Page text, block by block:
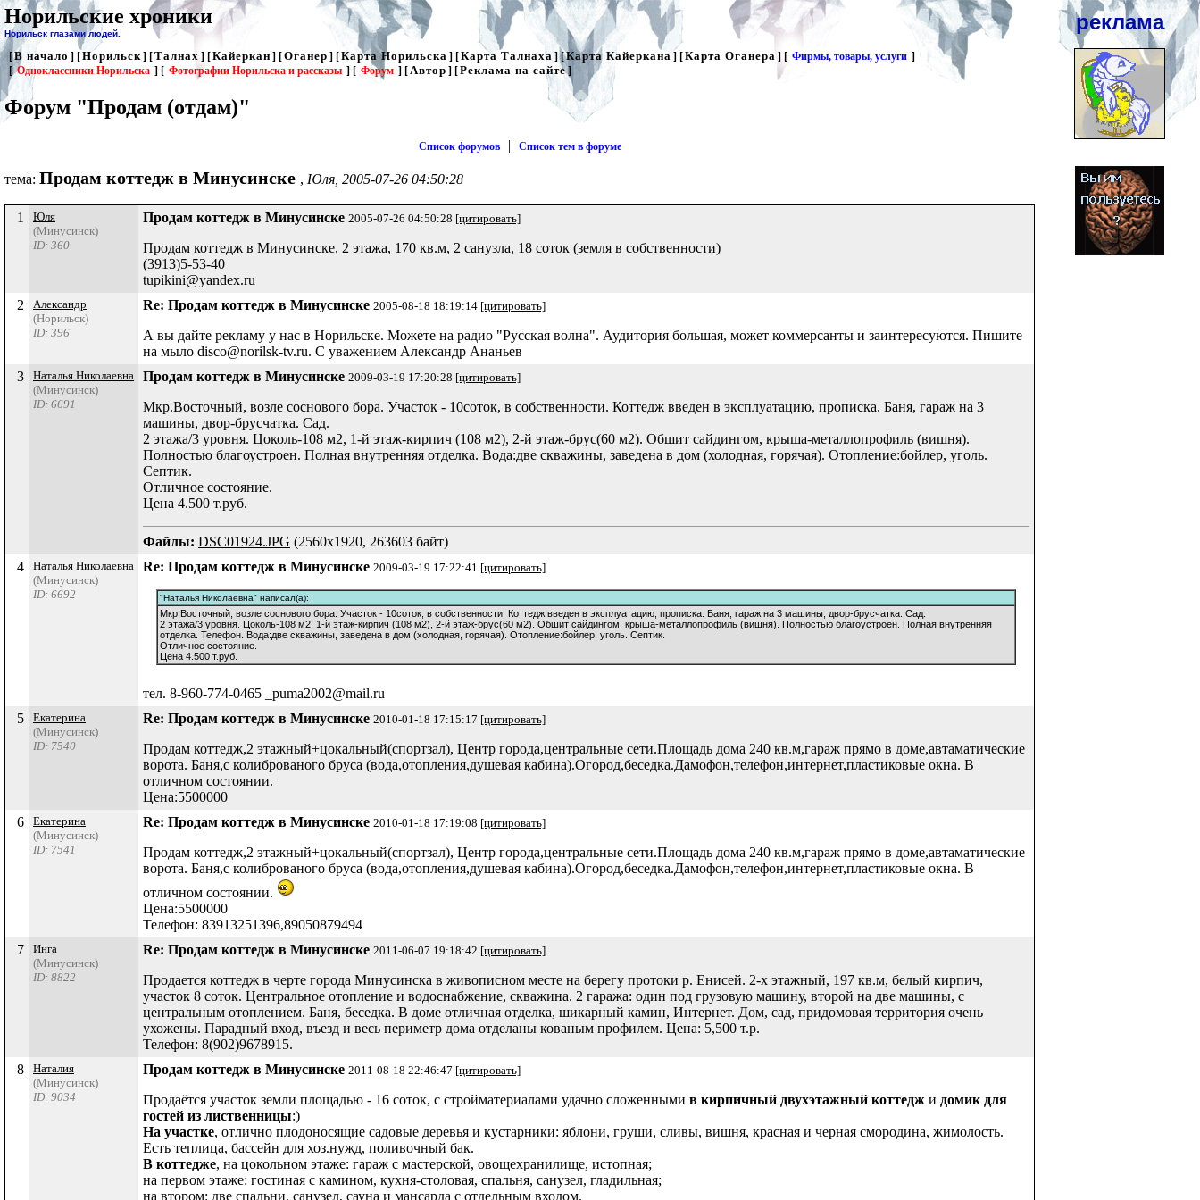
Норильские хроники
Норильск глазами людей.
[В начало ] [Норильск] [Талнах ] [Кайеркан ] [Оганер ] [Карта Норильска ] [Карта Талнаха ] [Карта Кайеркана] [Карта Оганера ] [ Фирмы, товары, услуги ]
[ Одноклассники Норильска ] [ Фотографии Норильска и рассказы ] [ Форум ] [Автор ] [Реклама на сайте]
Форум "Продам (отдам)"
Список форумов | Список тем в форуме
тема: Продам коттедж в Минусинске , Юля, 2005-07-26 04:50:28
1
Юля
(Минусинск)
ID: 360
Продам коттедж в Минусинске 2005-07-26 04:50:28 [цитировать]
Продам коттедж в Минусинске, 2 этажа, 170 кв.м, 2 санузла, 18 соток (земля в собственности)
(3913)5-53-40
tupikini@yandex.ru
2
Александр
(Норильск)
ID: 396
Re: Продам коттедж в Минусинске 2005-08-18 18:19:14 [цитировать]
А вы дайте рекламу у нас в Норильске. Можете на радио "Русская волна". Аудитория большая, может коммерсанты и заинтересуются. Пишите
на мыло disco@norilsk-tv.ru. С уважением Александр Ананьев
3
Наталья Николаевна
(Минусинск)
ID: 6691
Продам коттедж в Минусинске 2009-03-19 17:20:28 [цитировать]
Мкр.Восточный, возле соснового бора. Участок - 10соток, в собственности. Коттедж введен в эксплуатацию, прописка. Баня, гараж на 3
машины, двор-брусчатка. Сад.
2 этажа/3 уровня. Цоколь-108 м2, 1-й этаж-кирпич (108 м2), 2-й этаж-брус(60 м2). Обшит сайдингом, крыша-металлопрофиль (вишня).
Полностью благоустроен. Полная внутренняя отделка. Вода:две скважины, заведена в дом (холодная, горячая). Отопление:бойлер, уголь.
Септик.
Отличное состояние.
Цена 4.500 т.руб.
Файлы: DSC01924.JPG (2560x1920, 263603 байт)
4
Наталья Николаевна
(Минусинск)
ID: 6692
Re: Продам коттедж в Минусинске 2009-03-19 17:22:41 [цитировать]
"Наталья Николаевна" написал(а):
Мкр.Восточный, возле соснового бора. Участок - 10соток, в собственности. Коттедж введен в эксплуатацию, прописка. Баня, гараж на 3 машины, двор-брусчатка. Сад.
2 этажа/3 уровня. Цоколь-108 м2, 1-й этаж-кирпич (108 м2), 2-й этаж-брус(60 м2). Обшит сайдингом, крыша-металлопрофиль (вишня). Полностью благоустроен. Полная внутренняя
отделка. Телефон. Вода:две скважины, заведена в дом (холодная, горячая). Отопление:бойлер, уголь. Септик.
Отличное состояние.
Цена 4.500 т.руб.
тел. 8-960-774-0465 _puma2002@mail.ru
5
Екатерина
(Минусинск)
ID: 7540
Re: Продам коттедж в Минусинске 2010-01-18 17:15:17 [цитировать]
Продам коттедж,2 этажный+цокальный(спортзал), Центр города,центральные сети.Площадь дома 240 кв.м,гараж прямо в доме,автаматические
ворота. Баня,с колиброваного бруса (вода,отопления,душевая кабина).Огород,беседка.Дамофон,телефон,интернет,пластиковые окна. В
отличном состоянии.
Цена:5500000
6
Екатерина
(Минусинск)
ID: 7541
Re: Продам коттедж в Минусинске 2010-01-18 17:19:08 [цитировать]
Продам коттедж,2 этажный+цокальный(спортзал), Центр города,центральные сети.Площадь дома 240 кв.м,гараж прямо в доме,автаматические
ворота. Баня,с колиброваного бруса (вода,отопления,душевая кабина).Огород,беседка.Дамофон,телефон,интернет,пластиковые окна. В
отличном состоянии.
Цена:5500000
Телефон: 83913251396,89050879494
7
Инга
(Минусинск)
ID: 8822
Re: Продам коттедж в Минусинске 2011-06-07 19:18:42 [цитировать]
Продается коттедж в черте города Минусинска в живописном месте на берегу протоки р. Енисей. 2-х этажный, 197 кв.м, белый кирпич,
участок 8 соток. Центральное отопление и водоснабжение, скважина. 2 гаража: один под грузовую машину, второй на две машины, с
центральным отоплением. Баня, беседка. В доме отличная отделка, шикарный камин, Интернет. Дом, сад, придомовая территория очень
ухожены. Парадный вход, въезд и весь периметр дома отделаны кованым профилем. Цена: 5,500 т.р.
Телефон: 8(902)9678915.
8
Наталия
(Минусинск)
ID: 9034
Продам коттедж в Минусинске 2011-08-18 22:46:47 [цитировать]
Продаётся участок земли площадью - 16 соток, с стройматериалами удачно сложенными в кирпичный двухэтажный коттедж и домик для
гостей из лиственницы:)
На участке, отлично плодоносящие садовые деревья и кустарники: яблони, груши, сливы, вишня, красная и черная смородина, жимолость.
Есть теплица, бассейн для хоз.нужд, поливочный бак.
В коттедже, на цокольном этаже: гараж с мастерской, овощехранилище, истопная;
на первом этаже: гостиная с камином, кухня-столовая, спальня, санузел, гладильная;
на втором: две спальни, санузел, сауна и мансарда с отдельным входом.
реклама